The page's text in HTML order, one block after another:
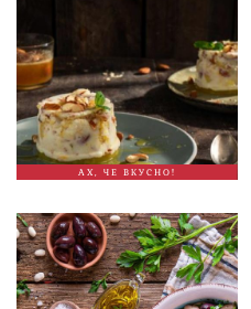
АХ, ЧЕ ВКУСНО!